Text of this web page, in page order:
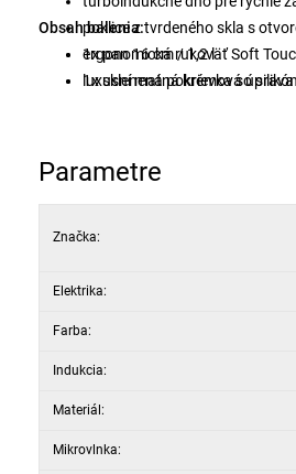
poklice z tvrdeného skla s
ergonomická rukoväť Soft
luxusní matná krémová
Obsah balenia:
1x pan 16 cm / 1,2 l
1x sklenená pokrievka so
Parametre
Značka:
Elektrika:
Farba:
Indukcia:
Materiál:
Mikrovlnka: